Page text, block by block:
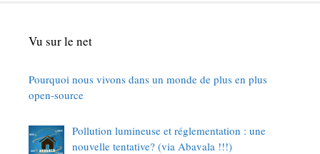
Vu sur le net
Pourquoi nous vivons dans un monde de plus en plus
open-source
Pollution lumineuse et réglementation : une
nouvelle tentative? (via Abavala !!!)